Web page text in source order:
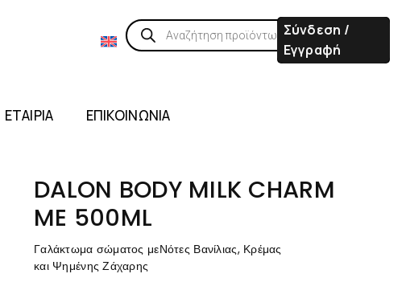
Σύνδεση /
Εγγραφή
ΕΤΑΙΡΙΑ ΕΠΙΚΟΙΝΩΝΙΑ
DALON BODY MILK CHARM
ME 500ML
Γαλάκτωμα σώματος μεΝότες Βανίλιας, Κρέμας
και Ψημένης Ζάχαρης